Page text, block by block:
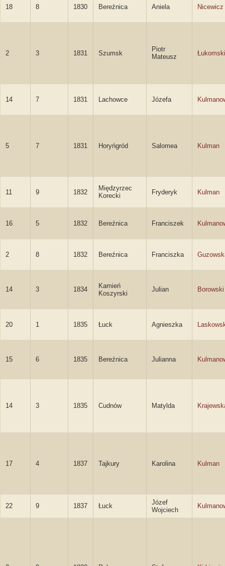
18 8 1830 Bereźnica Aniela Nicewicz
2 3 1831 Szumsk
Piotr
Mateusz
Łukomski
14 7 1831 Lachowce Józefa
5 7 1831 Horyńgród Salomea Kulman
11 9 1832
Międzyrzec
Korecki
Fryderyk Kulman
16 5 1832 Bereźnica Franciszek
2 8 1832 Bereźnica Franciszka
14 3 1834
Kamień
Koszyrski
Julian Borowski
20 1 1835 Łuck Agnieszka
15 6 1835 Bereźnica Julianna
14 3 1835 Cudnów Matylda
17 4 1837 Tajkury Karolina Kulman
22 9 1837 Łuck
Józef
Wojciech